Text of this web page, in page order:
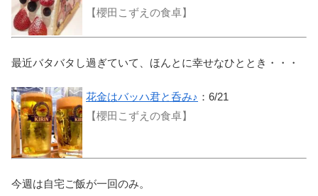
【櫻田こずえの食卓】
最近バタバタし過ぎていて、ほんとに幸せなひととき・・・
花金はバッハ君と呑み♪ ：6/21
【櫻田こずえの食卓】
今週は自宅ご飯が一回のみ。